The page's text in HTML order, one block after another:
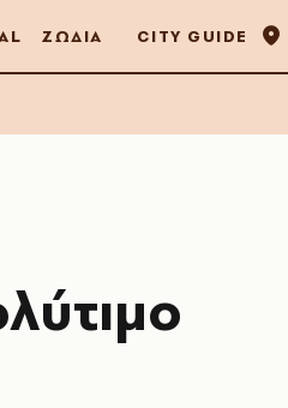
ΖΩΔΙΑ CITY GUIDE